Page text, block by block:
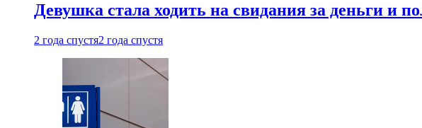
Девушка стала ходить на свидания за деньги и
2 года спустя2 года спустя